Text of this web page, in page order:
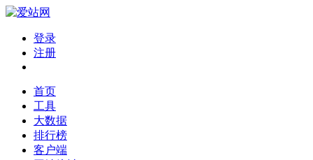
登录
注册
首页
工具
大数据
排行榜
客户端